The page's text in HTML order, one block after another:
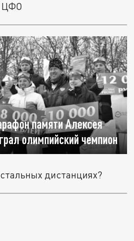
ЦФО
памяти Алексея
олимпийский чемпион
дистанциях?